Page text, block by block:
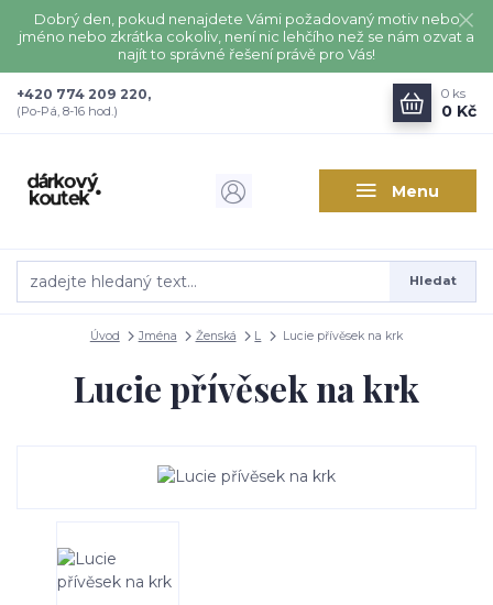
Dobrý den, pokud nenajdete Vámi požadovaný motiv nebo
jméno nebo zkrátka cokoliv, není nic lehčího než se nám ozvat a
najít to správné řešení právě pro Vás!
Menu
Hledat
+420 774 209 220,
(Po-Pá, 8-16 hod.)
0 ks
0 Kč
Úvod Jména Ženská L Lucie přívěsek na krk
Lucie přívěsek na krk